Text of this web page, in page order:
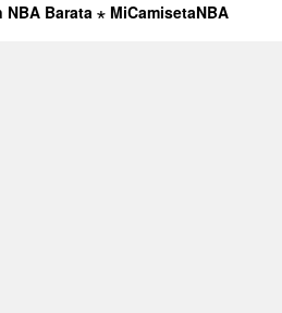
Barata ⋆ MiCamisetaNBA